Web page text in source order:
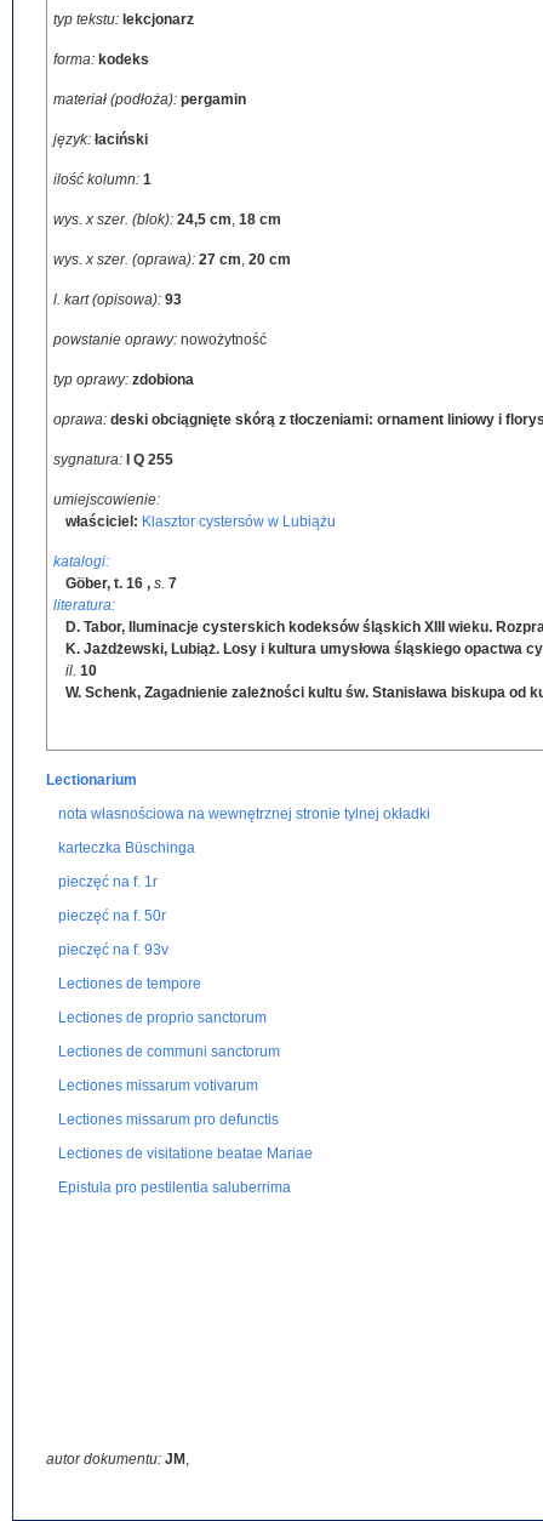
typ tekstu: lekcjonarz
forma: kodeks
materiał (podłoża): pergamin
język: łaciński
ilość kolumn: 1
wys. x szer. (blok): 24,5 cm, 18 cm
wys. x szer. (oprawa): 27 cm, 20 cm
l. kart (opisowa): 93
powstanie oprawy: nowożytność
typ oprawy: zdobiona
oprawa: deski obciągnięte skórą z tłoczeniami: ornament liniowy i
sygnatura: I Q 255
umiejscowienie:
właściciel: Klasztor cystersów w Lubiążu
katalogi:
Göber, t. 16 , s. 7
literatura:
D. Tabor, Iluminacje cysterskich kodeksów śląskich XIII wieku.
K. Jażdżewski, Lubiąż. Losy i kultura umysłowa śląskiego opactwa
il. 10
W. Schenk, Zagadnienie zależności kultu św. Stanisława biskupa od
Lectionarium
nota własnościowa na wewnętrznej stronie tylnej okładki
karteczka Büschinga
pieczęć na f. 1r
pieczęć na f. 50r
pieczęć na f. 93v
Lectiones de tempore
Lectiones de proprio sanctorum
Lectiones de communi sanctorum
Lectiones missarum votivarum
Lectiones missarum pro defunctis
Lectiones de visitatione beatae Mariae
Epistula pro pestilentia saluberrima
autor dokumentu: JM ,